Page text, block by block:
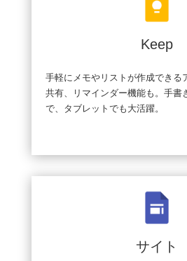
Keep
手軽にメモやリストが作成できる
共有、リマインダー機能も。手書
で、タブレットでも大活躍。
サイト